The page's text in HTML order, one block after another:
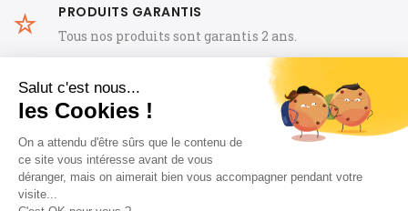
PRODUITS GARANTIS
Tous nos produits sont garantis 2 ans.